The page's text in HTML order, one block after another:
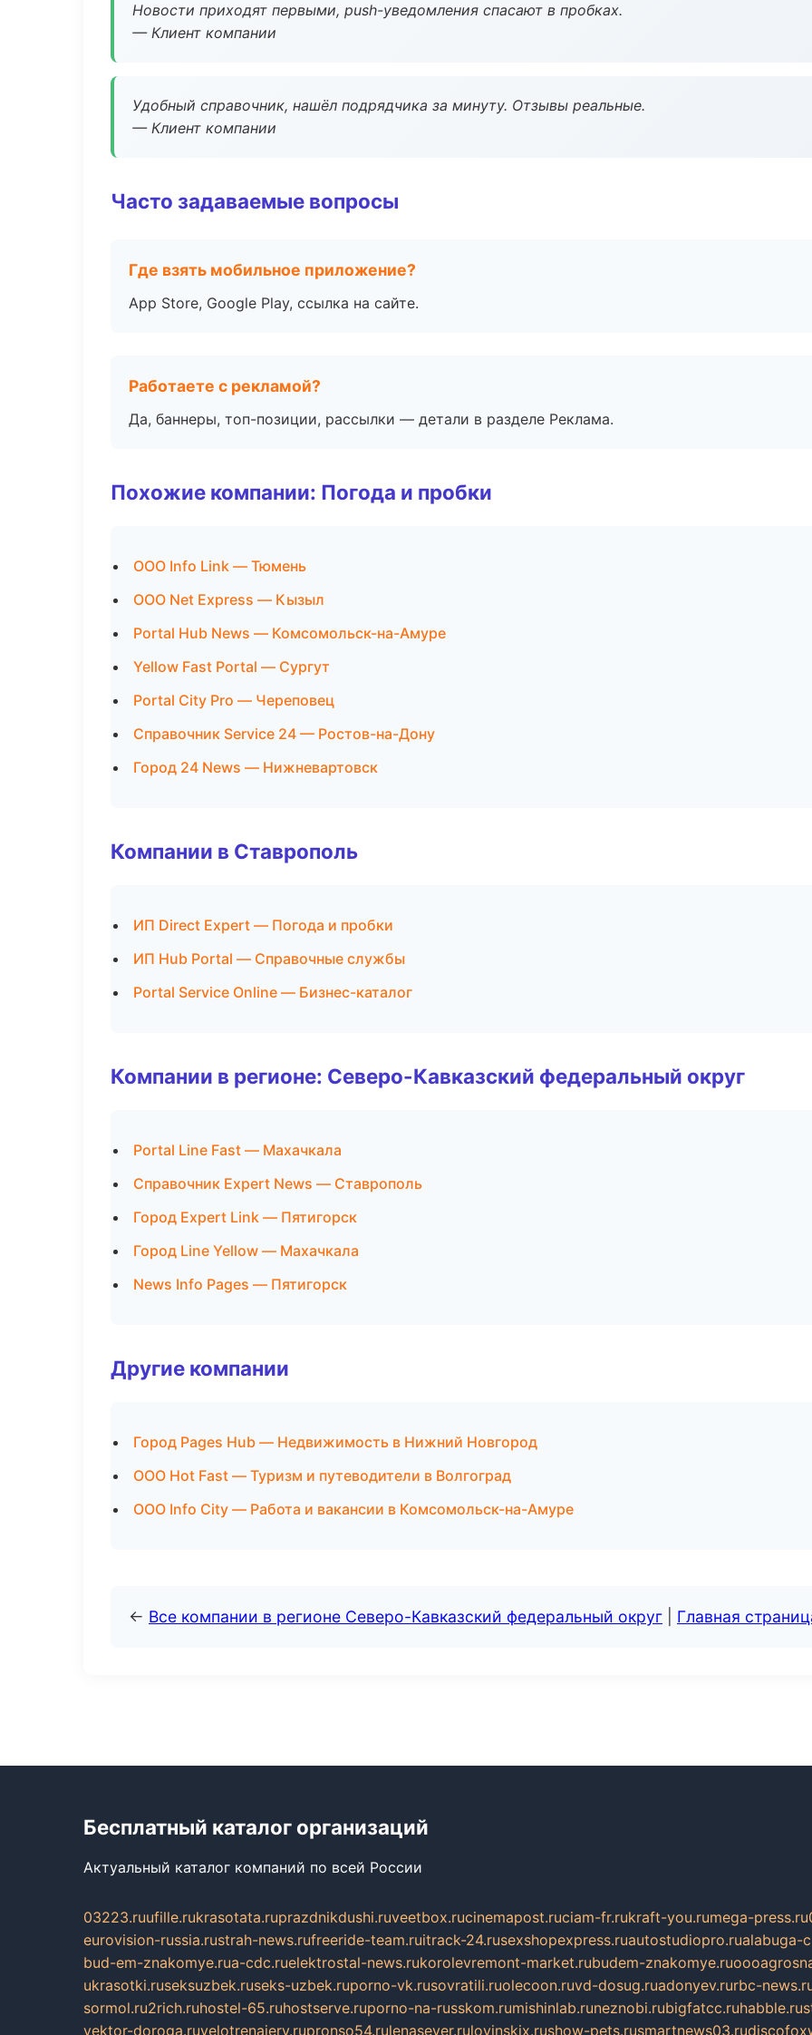
Новости приходят первыми, push-уведомления спасают в пробках.
— Клиент компании
Удобный справочник, нашёл подрядчика за минуту. Отзывы реальные.
— Клиент компании
Часто задаваемые вопросы
Где взять мобильное приложение?
App Store, Google Play, ссылка на сайте.
Работаете с рекламой?
Да, баннеры, топ-позиции, рассылки — детали в разделе Реклама.
Похожие компании: Погода и пробки
ООО Info Link — Тюмень
ООО Net Express — Кызыл
Portal Hub News — Комсомольск-на-Амуре
Yellow Fast Portal — Сургут
Portal City Pro — Череповец
Справочник Service 24 — Ростов-на-Дону
Город 24 News — Нижневартовск
Компании в Ставрополь
ИП Direct Expert — Погода и пробки
ИП Hub Portal — Справочные службы
Portal Service Online — Бизнес-каталог
Компании в регионе: Северо-Кавказский федеральный округ
Portal Line Fast — Махачкала
Справочник Expert News — Ставрополь
Город Expert Link — Пятигорск
Город Line Yellow — Махачкала
News Info Pages — Пятигорск
Другие компании
Город Pages Hub — Недвижимость в Нижний Новгород
ООО Hot Fast — Туризм и путеводители в Волгоград
ООО Info City — Работа и вакансии в Комсомольск-на-Амуре
← Все компании в регионе Северо-Кавказский федеральный округ Главная
Бесплатный каталог организаций
Актуальный каталог компаний по всей России
03223.ruufille.rukrasotata.ruprazdnikdushi.ruveetbox.rucinemapost.ruciam-fr.rukraft-you.rumega-press.ru
eurovision-russia.rustrah-news.rufreeride-team.ruitrack-24.rusexshopexpress.ruautostudiopro.rualabuga-
bud-em-znakomye.rua-cdc.ruelektrostal-news.rukorolevremont-market.rubudem-znakomye.ru
ukrasotki.ruseksuzbek.ruseks-uzbek.ruporno-vk.rusovratili.ruolecoon.ruvd-dosug.ruadonyev.rurbc-
sormol.ru2rich.ruhostel-65.ruhostserve.ruporno-na-russkom.rumishinlab.runeznobi.rubigfatcc.ruhabble.ru
vektor-doroga.ruvelotrenajery.rupronso54.rulenasever.rulovinskix.rushow-pets.rusmartnews03.ru